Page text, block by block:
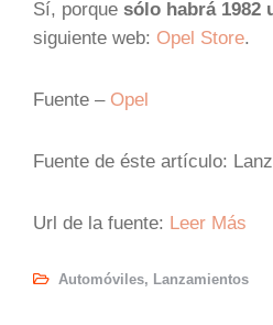
Sí, porque sólo habrá 1982
siguiente web: Opel Store.
Fuente – Opel
Fuente de éste artículo:
Url de la fuente: Leer Más
Automóviles, Lanzamientos